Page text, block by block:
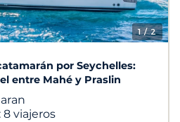
1/ 2
por Seychelles:
entre Mahé y Praslin
8 viajeros